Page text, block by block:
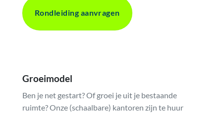
Rondleiding aanvragen
Groeimodel
Ben je net gestart? Of groei je uit je bestaande
ruimte? Onze (schaalbare) kantoren zijn te huur